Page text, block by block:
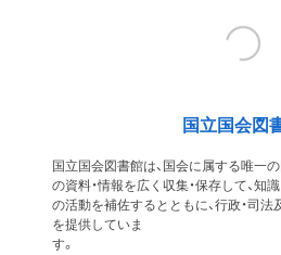
国立国会図
国立国会図書館は、国会に属する唯一
の資料・情報を広く収集・保存して、知
の活動を補佐するとともに、行政・司
を提供していま